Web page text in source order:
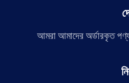
আমরা আমাদের অর্ডারকৃত পণ্য